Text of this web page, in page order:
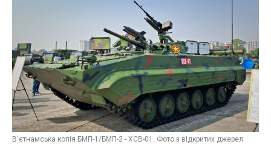
В'єтнамська копія БМП-1/БМП-2 - XCB-01. Фото з відкритих джерел